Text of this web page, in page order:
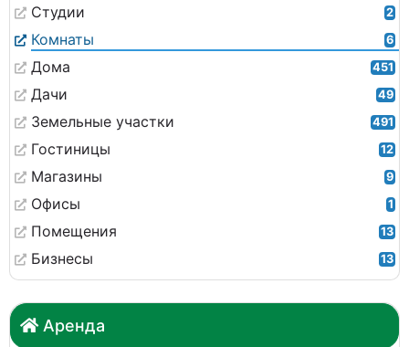
Студии 2
Комнаты 6
Дома 451
Дачи 49
Земельные участки 491
Гостиницы 12
Магазины 9
Офисы 1
Помещения 13
Бизнесы 13
Аренда